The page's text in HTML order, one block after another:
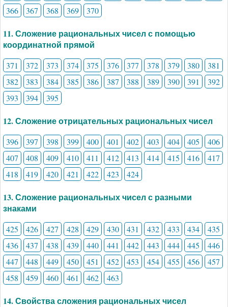
366
367 368 369 370
11. Сложение рациональных чисел с помощью
координатной прямой
371 372 373 374 375 376 377 378 379 380
381
382
383 384 385 386 387 388 389 390 391
392
393
394 395
12. Сложение отрицательных рациональных чисел
396 397 398 399 400 401 402 403 404 405
406
407
408 409 410 411 412 413 414 415 416
417
418
419 420 421 422 423 424
13. Сложение рациональных чисел с разными
знаками
425 426 427 428 429 430 431 432 433 434
435
436
437 438 439 440 441 442 443 444 445
446
447
448 449 450 451 452 453 454 455 456
457
458
459 460 461 462 463
14. Свойства сложения рациональных чисел